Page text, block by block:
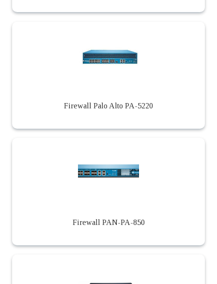
Firewall Palo Alto PA-5220
Firewall PAN-PA-850